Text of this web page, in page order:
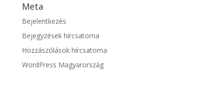
Meta
Bejelentkezés
Bejegyzések hírcsatorna
Hozzászólások hírcsatorna
WordPress Magyarország